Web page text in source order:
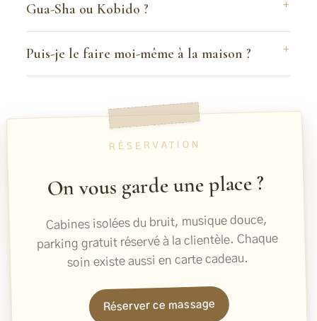
Gua-Sha ou Kobido ?
Puis-je le faire moi-même à la maison ?
RÉSERVATION
On vous garde une place ?
Cabines isolées du bruit, musique douce,
parking gratuit réservé à la clientèle. Chaque
soin existe aussi en carte cadeau.
Réserver ce massage